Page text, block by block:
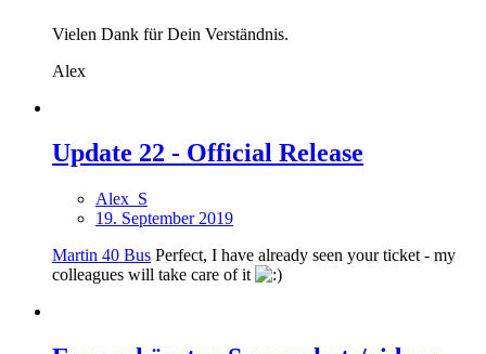
Vielen Dank für Dein Verständnis.
Alex
Update 22 - Official Release
Alex_S
19. September 2019
Martin 40 Bus Perfect, I have already seen your ticket - my
colleagues will take care of it